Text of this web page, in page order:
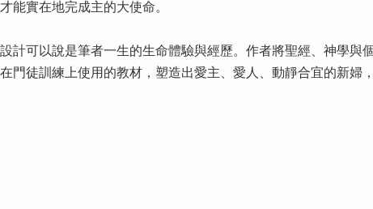
能實在地完成主的大使命。
計可以說是筆者一生的生命體驗與經歷。作者將聖經、神學與
門徒訓練上使用的教材，塑造出愛主、愛人、動靜合宜的新婦